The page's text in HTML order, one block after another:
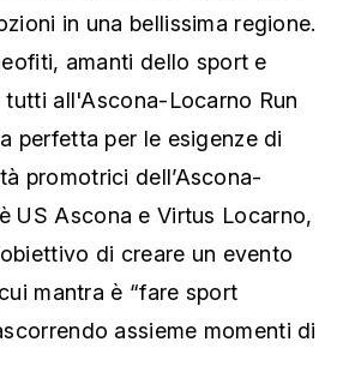
in una bellissima regione.
amanti dello sport e
all'Ascona-Locarno Run
perfetta per le esigenze di
promotrici dell’Ascona-
US Ascona e Virtus Locarno,
di creare un evento
mantra è “fare sport
assieme momenti di